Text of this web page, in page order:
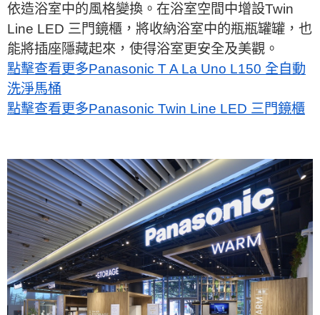
依造浴室中的風格變換。在浴室空間中增設Twin
Line LED 三門鏡櫃，將收納浴室中的瓶瓶罐罐，也
能將插座隱藏起來，使得浴室更安全及美觀。
點擊查看更多Panasonic T A La Uno L150 全自動
洗淨馬桶
點擊查看更多Panasonic Twin Line LED 三門鏡櫃